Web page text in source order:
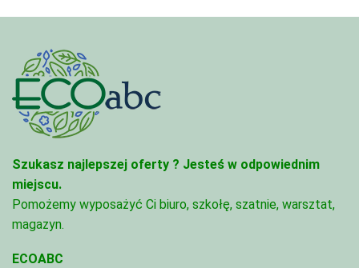
Szukasz najlepszej oferty ? Jesteś w odpowiednim
miejscu.
Pomożemy wyposażyć Ci biuro, szkołę, szatnie, warsztat,
magazyn.
ECOABC